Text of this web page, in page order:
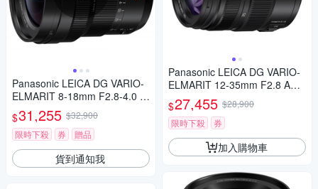
Panasonic LEICA DG VARIO-
ELMARIT 8-18mm F2.8-4.0 A
SPH. 廣角變焦鏡頭 公司貨
$31,255 $32,900
限時下殺
券 贈品
貨到通知我
Panasonic LEICA DG VARIO-
ELMARIT 12-35mm F2.8 ASP
H.POWER O.I.S. 變焦鏡頭 公
司貨 H-ES12035
$27,455 $28,900
限時下殺
券
加入購物車